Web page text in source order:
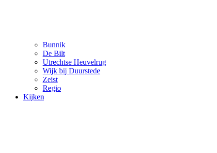
Bunnik
De Bilt
Utrechtse Heuvelrug
Wijk bij Duurstede
Zeist
Regio
Kijken